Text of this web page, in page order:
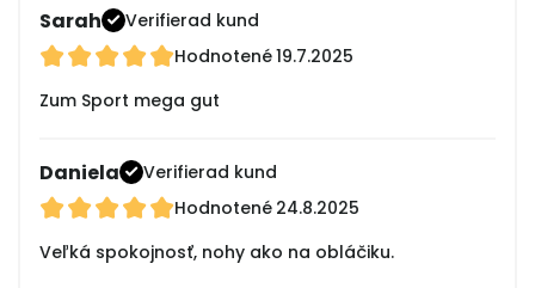
Sarah
Verifierad kund
Hodnotené19.7.2025
Zum Sport mega gut
Daniela
Verifierad kund
Hodnotené 24.8.2025
Veľká spokojnosť, nohy ako na obláčiku.